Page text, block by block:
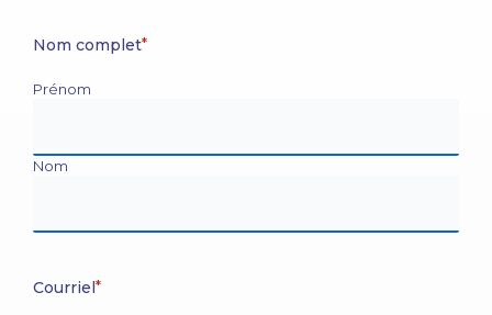
Nom complet*
Prénom
Nom
Courriel*